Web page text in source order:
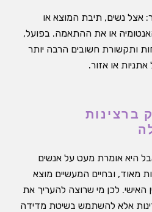
אצל נשים, תיבת המוצא או
או את ההתאמה. בפועל,
ותקשורת חשובים הרבה יותר
או אזור.
ברצינות
היא אומרת מעט על אנשים
מאוד, ובחיים המעשיים מוצא
האישי. לכן מי שרוצה להעריך את
אלא להשתמש בשיטת מדידה